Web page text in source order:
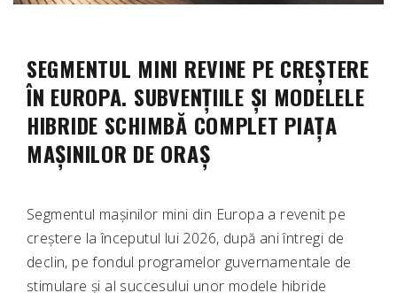
SEGMENTUL MINI REVINE PE CREȘTERE
ÎN EUROPA. SUBVENȚIILE ȘI MODELELE
HIBRIDE SCHIMBĂ COMPLET PIAȚA
MAȘINILOR DE ORAȘ
Segmentul mașinilor mini din Europa a revenit pe
creștere la începutul lui 2026, după ani întregi de
declin, pe fondul programelor guvernamentale de
stimulare și al succesului unor modele hibride